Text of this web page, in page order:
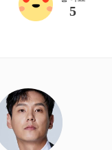
5